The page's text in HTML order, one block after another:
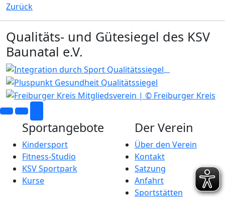
Zurück
Qualitäts- und Gütesiegel des KSV
Baunatal e.V.
Sportangebote
Kindersport
Fitness-Studio
KSV Sportpark
Kurse
Der Verein
Über den Verein
Kontakt
Satzung
Anfahrt
Sportstätten